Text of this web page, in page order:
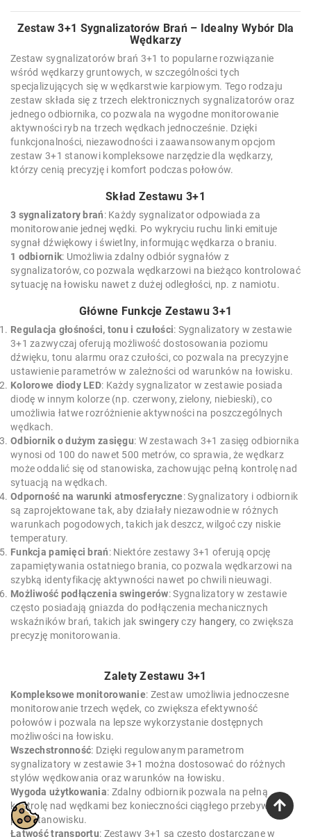
Zestaw 3+1 Sygnalizatorów Brań – Idealny Wybór Dla
Wędkarzy
Zestaw sygnalizatorów brań 3+1 to popularne rozwiązanie
wśród wędkarzy gruntowych, w szczególności tych
specjalizujących się w wędkarstwie karpiowym. Tego rodzaju
zestaw składa się z trzech elektronicznych sygnalizatorów oraz
jednego odbiornika, co pozwala na wygodne monitorowanie
aktywności ryb na trzech wędkach jednocześnie. Dzięki
funkcjonalności, niezawodności i zaawansowanym opcjom
zestaw 3+1 stanowi kompleksowe narzędzie dla wędkarzy,
którzy cenią precyzję i komfort podczas połowów.
Skład Zestawu 3+1
3 sygnalizatory brań: Każdy sygnalizator odpowiada za
monitorowanie jednej wędki. Po wykryciu ruchu linki emituje
sygnał dźwiękowy i świetlny, informując wędkarza o braniu.
1 odbiornik: Umożliwia zdalny odbiór sygnałów z
sygnalizatorów, co pozwala wędkarzowi na bieżąco kontrolować
sytuację na łowisku nawet z dużej odległości, np. z namiotu.
Główne Funkcje Zestawu 3+1
Regulacja głośności, tonu i czułości: Sygnalizatory w zestawie
3+1 zazwyczaj oferują możliwość dostosowania poziomu
dźwięku, tonu alarmu oraz czułości, co pozwala na precyzyjne
ustawienie parametrów w zależności od warunków na łowisku.
Kolorowe diody LED: Każdy sygnalizator w zestawie posiada
diodę w innym kolorze (np. czerwony, zielony, niebieski), co
umożliwia łatwe rozróżnienie aktywności na poszczególnych
wędkach.
Odbiornik o dużym zasięgu: W zestawach 3+1 zasięg odbiornika
wynosi od 100 do nawet 500 metrów, co sprawia, że wędkarz
może oddalić się od stanowiska, zachowując pełną kontrolę nad
sytuacją na wędkach.
Odporność na warunki atmosferyczne: Sygnalizatory i odbiornik
są zaprojektowane tak, aby działały niezawodnie w różnych
warunkach pogodowych, takich jak deszcz, wilgoć czy niskie
temperatury.
Funkcja pamięci brań: Niektóre zestawy 3+1 oferują opcję
zapamiętywania ostatniego brania, co pozwala wędkarzowi na
szybką identyfikację aktywności nawet po chwili nieuwagi.
Możliwość podłączenia swingerów: Sygnalizatory w zestawie
często posiadają gniazda do podłączenia mechanicznych
wskaźników brań, takich jak swingeryczy hangery, co zwiększa
precyzję monitorowania.
Zalety Zestawu 3+1
Kompleksowe monitorowanie: Zestaw umożliwia jednoczesne
monitorowanie trzech wędek, co zwiększa efektywność
połowów i pozwala na lepsze wykorzystanie dostępnych
możliwości na łowisku.
Wszechstronność: Dzięki regulowanym parametrom
sygnalizatory w zestawie 3+1 można dostosować do różnych
stylów wędkowania oraz warunków na łowisku.
Wygoda użytkowania: Zdalny odbiornik pozwala na pełną
kontrolę nad wędkami bez konieczności ciągłego przebywania
przy stanowisku.
Łatwość transportu: Zestawy 3+1 są często dostarczane w